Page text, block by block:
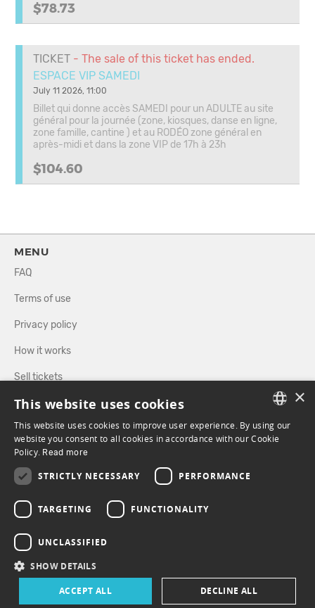
$78.73
TICKET - The sale of this ticket has ended.
ESPACE VIP SAMEDI
July 11 2026, 11:00
Billet qui donne accès SAMEDI pour un ADULTE au site
général pour la journée (zone, kiosques, danse en ligne,
zone famille, cantine ) et au RODÉO zone général en
après-midi et dans la zone VIP de 17h à 23h
$104.60
MENU
FAQ
Terms of use
Privacy policy
How it works
Sell tickets
Directory
FOLLOW US
FRENCH
×
This website uses cookies
This website uses cookies to improve user experience. By using our
website you consent to all cookies in accordance with our Cookie
Policy. Read more
STRICTLY NECESSARY PERFORMANCE
TARGETING FUNCTIONALITY
UNCLASSIFIED
SHOW DETAILS
ACCEPT ALL DECLINE ALL